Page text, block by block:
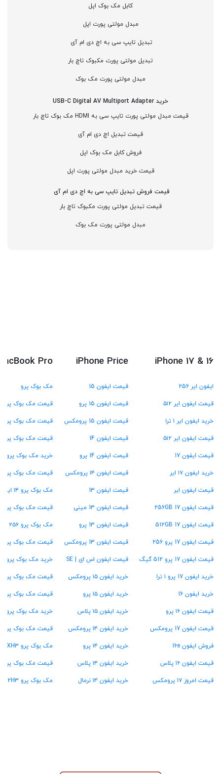
کابل مک بوک اپل
مبدل مولتی پورت اپل
تبدیل تایپ سی به اچ دی ام آی
تبدیل مولتی پورت مکبوک تاچ بار
مبدل مولتی پورت مک بوک
خرید USB-C Digital AV Multiport Adapter
قیمت مبدل مولتی پورت تایپ سی به HDMI مک بوک تاچ بار
قیمت تبدیل اچ دی ام آی
فروش کابل مک بوک اپل
قیمت خرید مبدل مولتی پورت اپل
قیمت فروش تبدیل تایپ سی به اچ دی ام آی
قیمت تبدیل مولتی پورت مکبوک تاچ بار
مبدل مولتی پورت مک بوک
iPhone 17 & 16
ایفون ایر 256
قیمت ایفون ایر ۵۱۲
خرید ایفون ایر ۱ ترا
قیمت ایفون ایر ۵۱۲
قیمت ایفون 17
خرید ایفون ۱۷ ایر
قیمت ایفون ایر
قیمت ایفون 17 256GB
قیمت ایفون 17 512GB
قیمت ایفون 17 پرو 256
قیمت ایفون 17 پرو 512 گیگ
خرید ایفون 17 پرو ۱ ترا
خرید ایفون 16
قیمت ایفون ۱۶ پرو
قیمت ایفون 17 پرومکس
فروش ایفون 16e
قیمت ایفون ۱۶ پلاس
قیمت امروز ۱۷ پرومکس
iPhone Price
قیمت ایفون 15
قیمت ایفون 15 پرو
قیمت ایفون 15 پرومکس
قیمت ایفون 14
قیمت ایفون 14 پرو
قیمت ایفون ۱۴ پرومکس
قیمت ایفون 13
قیمت ایفون 13 مینی
قیمت ایفون 13 پرو
قیمت ایفون 13 پرومکس
قیمت ایفون اس ای | SE
خرید ایفون ۱۵ پرومکس
خرید ایفون ۱۵ پرو
خرید ایفون ۱۵ پلاس
خرید ایفون ۱۴ پرومکس
خرید ایفون ۱۴ پرو
خرید ایفون ۱۴ پلاس
خرید ایفون ۱۴ نرمال
Pro
مک بوک پرو
قیمت مک بوک پرو M4
قیمت مک بوک پرو M3
قیمت مک بوک پرو M2
خرید مک بوک پرو M1
قیمت مک بوک پرو ۱۳ اینچ
مک بوک پرو ۱۴ اینچ
قیمت مک بوک پرو ۱۶ اینچ
مک بوک پرو ۲۵۶ گیگ
قیمت مک بوک پرو ۵۱۲ گیگ
خرید مک بوک پرو ۱ ترابایت
قیمت مک بوک پرو ۱۶ گیگ رام
قیمت مک بوک پرو ۲۴ گیگ رام
خرید مک بوک پرو ۳۶ گیگ رام
قیمت مک بوک پرو ۴۸ گیگ رام
مک بوک پرو MXH3
قیمت مک بوک پرو MW2U3
مک بوک پرو MX2H3